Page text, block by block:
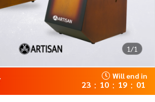
1/1
Will end in
23 : 10 : 19 : 01